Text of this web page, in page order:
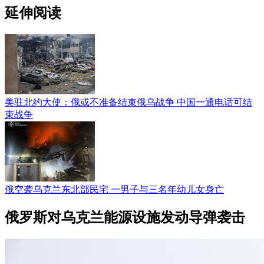
延伸阅读
美驻北约大使：俄或不准备结束俄乌战争 中国一通电话可结
束战争
俄空袭乌克兰东北部民宅 一男子与三名年幼儿女身亡
俄罗斯对乌克兰能源设施发动导弹袭击